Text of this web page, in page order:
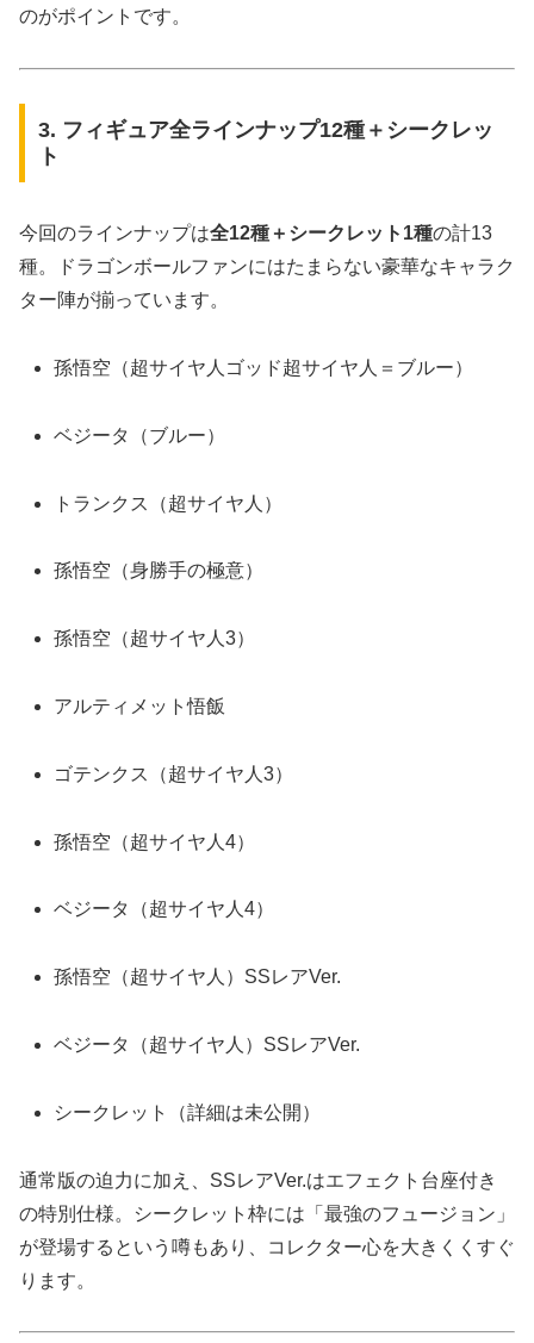
のがポイントです。
3. フィギュア全ラインナップ12種＋シークレッ
ト
今回のラインナップは全12種＋シークレット1種の計13
種。ドラゴンボールファンにはたまらない豪華なキャラク
ター陣が揃っています。
孫悟空（超サイヤ人ゴッド超サイヤ人＝ブルー）
ベジータ（ブルー）
トランクス（超サイヤ人）
孫悟空（身勝手の極意）
孫悟空（超サイヤ人3）
アルティメット悟飯
ゴテンクス（超サイヤ人3）
孫悟空（超サイヤ人4）
ベジータ（超サイヤ人4）
孫悟空（超サイヤ人）SSレアVer.
ベジータ（超サイヤ人）SSレアVer.
シークレット（詳細は未公開）
通常版の迫力に加え、SSレアVer.はエフェクト台座付き
の特別仕様。シークレット枠には「最強のフュージョン」
が登場するという噂もあり、コレクター心を大きくくすぐ
ります。